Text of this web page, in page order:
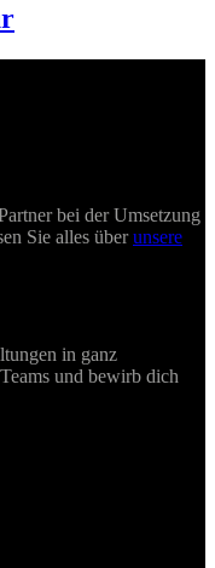
bei der Umsetzung
Sie alles überunsere
in ganz
und bewirb dich